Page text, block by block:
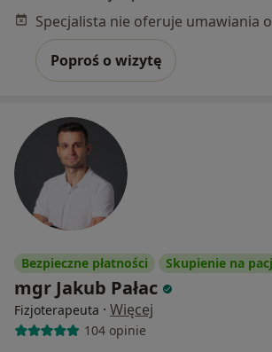
Poproś o wizytę
Bezpieczne płatności Skupienie na
mgr Jakub Pałac
Fizjoterapeuta · Więcej
104 opinie